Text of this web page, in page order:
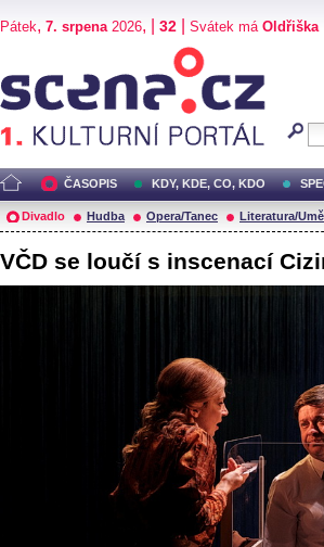
Pátek, 7. srpena2026, | 32 Svátek má Oldřiška
ČASOPIS KDY, KDE, CO, KDO
Divadlo Hudba Opera/Tanec Literatura/
VČD se loučí s inscenací